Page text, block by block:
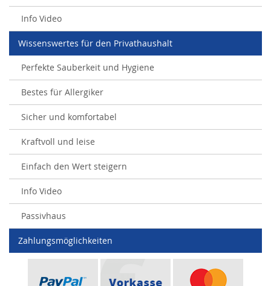
Info Video
Wissenswertes für den Privathaushalt
Perfekte Sauberkeit und Hygiene
Bestes für Allergiker
Sicher und komfortabel
Kraftvoll und leise
Einfach den Wert steigern
Info Video
Passivhaus
Zahlungsmöglichkeiten